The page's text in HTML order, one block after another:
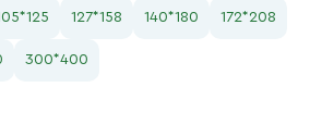
127*158 140*180 172*208
300*400